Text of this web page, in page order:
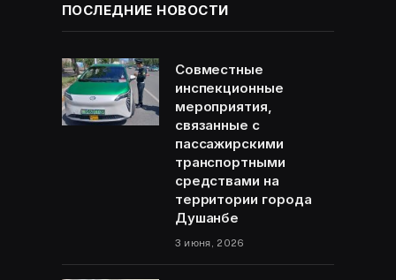
ПОСЛЕДНИЕ НОВОСТИ
Совместные
инспекционные
мероприятия,
связанные с
пассажирскими
транспортными
средствами на
территории города
Душанбе
3 июня, 2026